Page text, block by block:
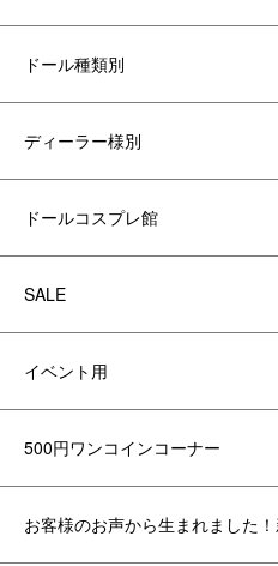
ドール種類別
ディーラー様別
ドールコスプレ館
SALE
イベント用
500円ワンコインコーナー
お客様のお声から生まれました